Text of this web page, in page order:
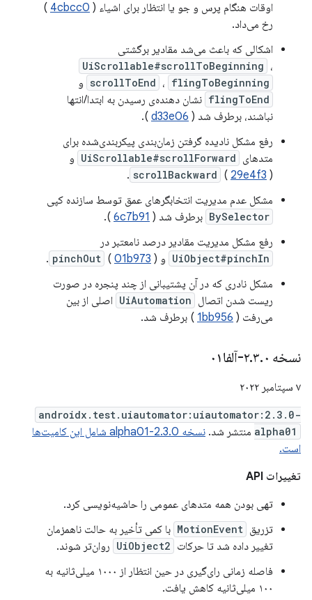
اوقات هنگام پرس و جو یا انتظار برای اشیاء ( 4cbcc0
)
رخ می‌داد.
اشکالی که باعث می‌شد مقادیر برگشتی
UiScrollable#scrollToBeginning ،
scrollToEnd ، flingToBeginning و
flingToEnd نشان دهنده‌ی رسیدن به ابتدا/انتها
نباشند، برطرف شد ( d33e06
).
رفع مشکل نادیده گرفتن زمان‌بندی پیکربندی‌شده برای
متدهای UiScrollable#scrollForward و
scrollBackward ( 29e4f3 ).
مشکل عدم مدیریت انتخابگرهای عمق توسط سازنده کپی
BySelector برطرف شد ( 6c7b91
).
رفع مشکل مدیریت مقادیر درصد نامعتبر در
UiObject#pinchIn و pinchOut ( 01b973 ).
مشکل نادری که در آن پشتیبانی از چند پنجره در صورت
ریست شدن اتصال UiAutomation اصلی از بین
می‌رفت ( 1bb956 ) برطرف شد.
نسخه ۲ .۳.۰-آلفا۰۱
۷ سپتامبر ۲۰۲۲
androidx.test.uiautomator:uiautomator:2.3.0-
alpha01 منتشر شد.
نسخه 2.3.0-alpha01 شامل این کامیت‌ها
است.
تغییرات API
تهی بودن همه متدهای عمومی را حاشیه‌نویسی کرد.
تزریق MotionEvent با کمی تأخیر به حالت ناهمزمان
تغییر داده شد تا حرکات UiObject2 روان‌تر شوند.
فاصله زمانی رای‌گیری در حین انتظار از ۱۰۰۰ میلی‌ثانیه به
۱۰۰ میلی‌ثانیه کاهش یافت.